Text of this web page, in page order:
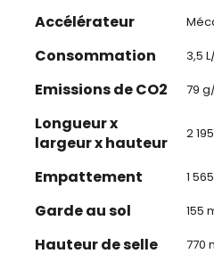
Accélérateur
Consommation 3,5
Emissions de CO2 79
Longueur x
largeur x hauteur
2
Empattement 1
Garde au sol 155
Hauteur de selle 770